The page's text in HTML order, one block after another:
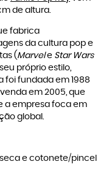
de altura.
fabrica
da cultura pop e
(Marvele Star Wars
próprio estilo,
foi fundada em 1988
em 2005, que
a empresa foca em
global.
e cotonete/pincel